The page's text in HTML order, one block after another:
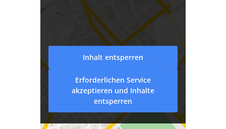
Inhalt entsperren
Erforderlichen Service
akzeptieren und Inhalte
entsperren
Jetzt kontaktieren